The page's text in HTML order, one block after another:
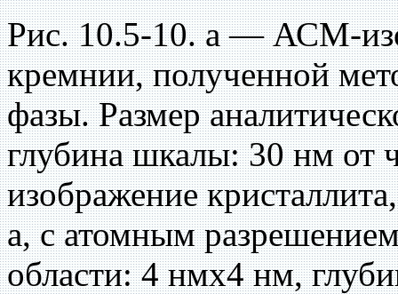
Рис. 10.5-10. а — АСМ-
кремнии, полученной
фазы. Размер
глубина шкалы: 30 нм от
изображение
а, с атомным
области: 4 нмх4 нм,